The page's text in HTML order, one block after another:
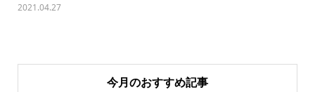
2021.04.27
今月のおすすめ記事